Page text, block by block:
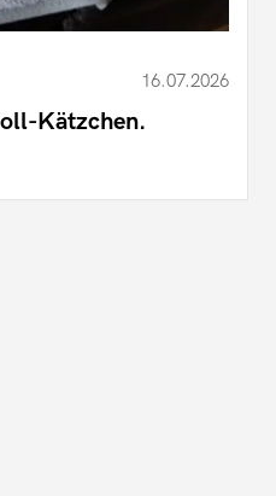
16.07.2026
Kätzchen.